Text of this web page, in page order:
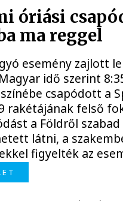
óriási
ma reggel
esemény zajlott
idő szerint
csapódott a
rakétájának felső
a Földről
látni, a
figyelték az